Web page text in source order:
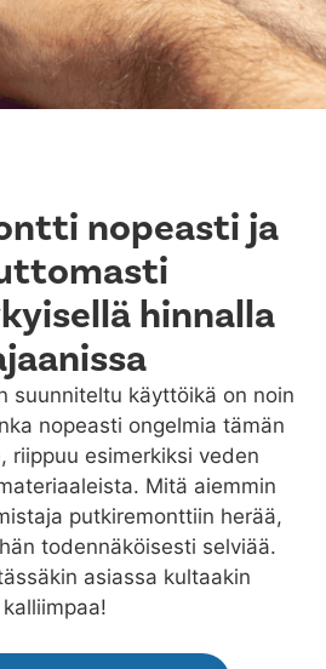
nopeasti ja
hinnalla
suunniteltu käyttöikä on noin
nopeasti ongelmia tämän
riippuu esimerkiksi veden
Mitä aiemmin
putkiremonttiin herää,
todennäköisesti selviää.
asiassa kultaakin
kalliimpaa!